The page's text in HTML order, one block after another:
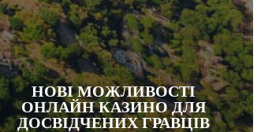
НОВІ МОЖЛИВОСТІ
ОНЛАЙН КАЗИНО ДЛЯ
ДОСВІДЧЕНИХ ГРАВЦІВ